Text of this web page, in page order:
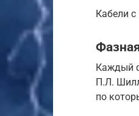
Кабели
Каждый
П.Л.
по